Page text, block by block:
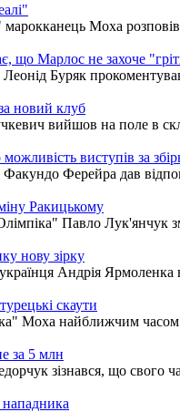
Моха
що Марлос не захоче
Буряк
новий клуб
вийшов на поле в
виступів за
Ферейра дав
Ракицькому
Павло Лук'янчук
нову зірку
Андрія
скаути
Моха найближчим
за 5 млн
зізнався, що свого